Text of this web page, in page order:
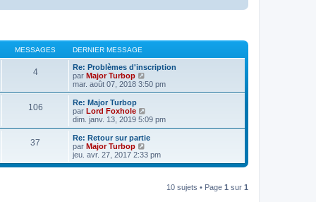
MESSAGES DERNIER MESSAGE
4
Re: Problèmes d'inscription
par Major Turbop
o
i
e
e
r
n
i
e
mar. août 07, 2018 3:50 pm
106
Re: Major Turbop
par Lord Foxhole
o
i
r
e
d
e
dim. janv. 13, 2019 5:09 pm
37
Re: Retour sur partie
par Major Turbop
o
i
jeu. avr. 27, 2017 2:33 pm
10 sujets • Page 1 sur 1